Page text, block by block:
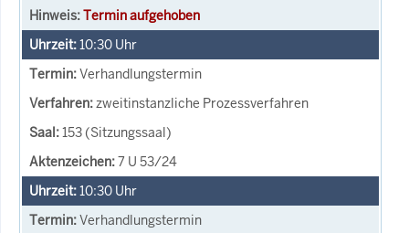
Termin aufgehoben
10:30 Uhr
Verhandlungstermin
zweitinstanzliche Prozessverfahren
153 (Sitzungssaal)
7 U 53/24
10:30 Uhr
Verhandlungstermin